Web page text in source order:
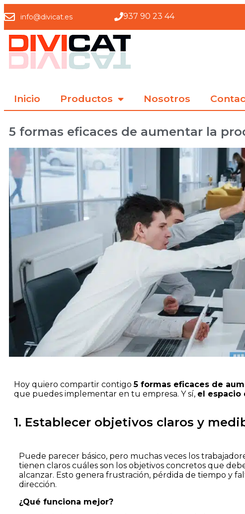
info@divicat.es 937 90 23 44
Inicio Productos Nosotros
5 formas eficaces de aumentar la
Hoy quiero compartir contigo5 formas eficaces de
que puedes implementar en tu empresa. Y sí, el espacio
1. Establecer objetivos claros y
Puede parecer básico, pero muchas veces los
tienen claros cuáles son los objetivos concretos que
alcanzar. Esto genera frustración, pérdida de tiempo y
dirección.
¿Qué funciona mejor?